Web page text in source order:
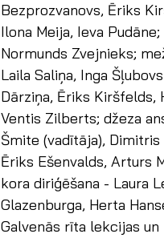
Bezprozvanovs, Ēriks
Ilona Meija, Ieva
Normunds Zvejnieks;
Laila Saliņa, Inga
Dārziņa, Ēriks Kiršfelds,
Ventis Zilberts; džeza
Šmite (vadītāja),
Ēriks Ešenvalds, Arturs
kora diriģēšana - Laura
Glazenburga, Herta
Galvenās rīta lekcijas